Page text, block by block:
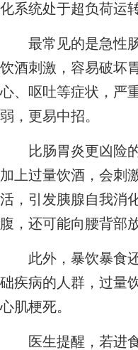
化系统处于超负荷运
最常见的是急性肠
饮酒刺激，容易破坏
心、呕吐等症状，严
弱，更易中招。
比肠胃炎更凶险的
加上过量饮酒，会刺
活，引发胰腺自我消
腹，还可能向腰背部
此外，暴饮暴食还
础疾病的人群，过量
心肌梗死。
医生提醒，若进食